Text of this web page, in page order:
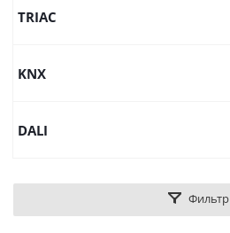
TRIAC
KNX
DALI
Фильтр